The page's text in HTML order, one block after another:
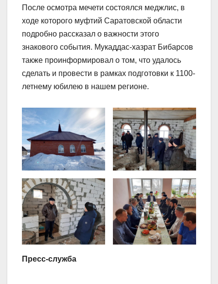
После осмотра мечети состоялся меджлис, в
ходе которого муфтий Саратовской области
подробно рассказал о важности этого
знакового события. Мукаддас-хазрат Бибарсов
также проинформировал о том, что удалось
сделать и провести в рамках подготовки к 1100-
летнему юбилею в нашем регионе.
Пресс-служба